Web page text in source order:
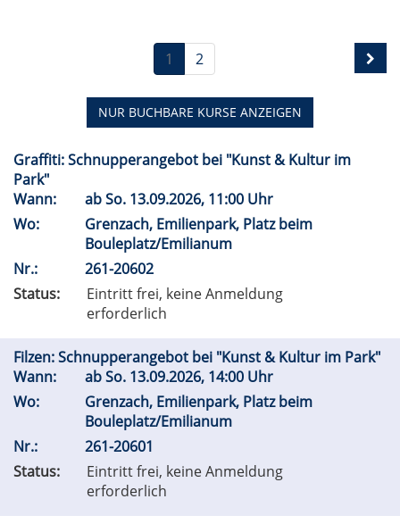
1 2
NUR BUCHBARE KURSE ANZEIGEN
Graffiti: Schnupperangebot bei "Kunst & Kultur im
Park"
Wann:
abSo. 13.09.2026, 11:00 Uhr
Wo:
Grenzach, Emilienpark, Platz beim
Bouleplatz/Emilianum
Nr.:
261-20602
Status:
Eintritt frei, keine Anmeldung
erforderlich
Filzen: Schnupperangebot bei "Kunst & Kultur im Park"
Wann:
abSo. 13.09.2026, 14:00 Uhr
Wo:
Grenzach, Emilienpark, Platz beim
Bouleplatz/Emilianum
Nr.:
261-20601
Status:
Eintritt frei, keine Anmeldung
erforderlich